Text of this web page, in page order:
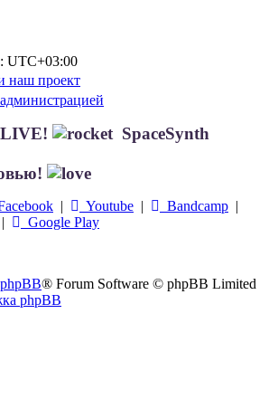
UTC+03:00
наш проект
SpaceSynth
| Youtube | Bandcamp |
| Google Play
phpBB® Forum Software © phpBB Limited
phpBB